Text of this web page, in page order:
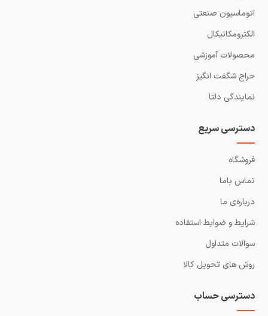
اتوماسیون صنعتی
الکترومکانیکال
محصولات آموزشی
حراج شگفت انگیز
نمایندگی دلتا
دسترسی سریع
فروشگاه
تماس باما
درباره‌ی ما
شرایط و ضوابط استفاده
سوالات متداول
روش های تحویل کالا
دسترسی حساب